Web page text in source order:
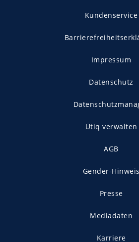
Kundenservice
Impressum
Datenschutz
Utiq verwalten
AGB
Gender-Hinweis
Presse
Mediadaten
Karriere